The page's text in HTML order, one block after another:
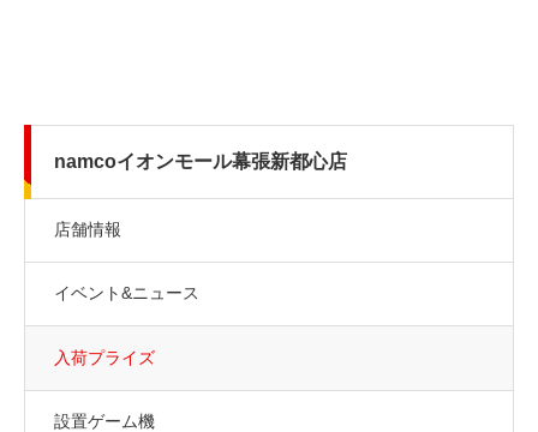
namcoイオンモール幕張新都心店
店舗情報
イベント&ニュース
入荷プライズ
設置ゲーム機